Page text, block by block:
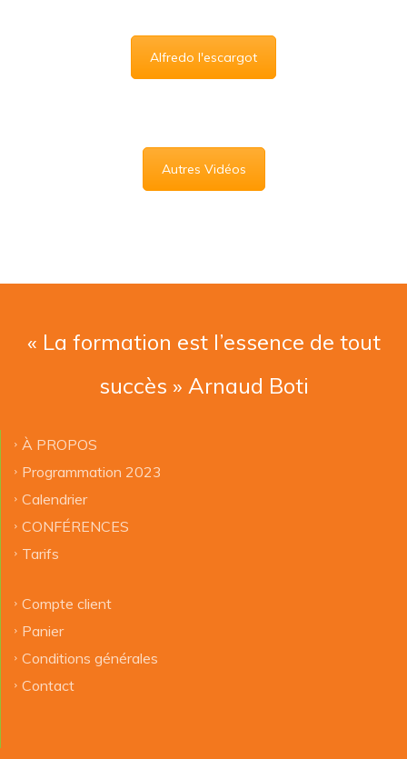
Alfredo l'escargot
Autres Vidéos
« La formation est l’essence de tout
succès » Arnaud Boti
À PROPOS
Programmation 2023
Calendrier
CONFÉRENCES
Tarifs
Compte client
Panier
Conditions générales
Contact